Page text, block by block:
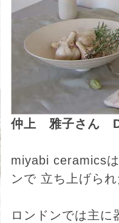
仲上 雅子さん
miyabi ceramics
ンで 立ち上げら
ロンドンでは主